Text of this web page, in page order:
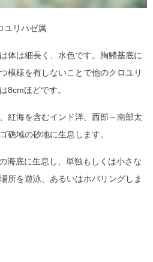
ユリハゼ属
体は細長く、水色です。胸鰭基底に
模様を有しないことで他のクロユリ
8cmほどです。
紅海を含むインド洋、西部～南部太
礁域の砂地に生息します。
海底に生息し、単独もしくは小さな
所を遊泳、あるいはホバリングしま